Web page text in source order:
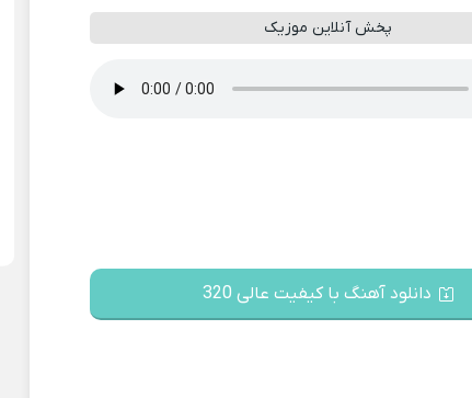
پخش آنلاین موزیک
دانلود آهنگ با کیفیت عالی 320